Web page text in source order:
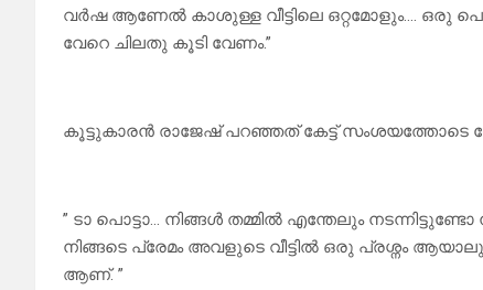
വർഷ ആണേൽ കാശുള്ള വീട്ടിലെ ഒറ്റമോളും…. ഒരു
വേറെ ചിലതു കൂടി വേണം.”
കൂട്ടുകാരൻ രാജേഷ് പറഞ്ഞത് കേട്ട് സംശയത്തോടെ
” ടാ പൊട്ടാ… നിങ്ങൾ തമ്മിൽ എന്തേലും
നിങ്ങടെ പ്രേമം അവളുടെ വീട്ടിൽ ഒരു പ്രശ്നം
ആണ്. ”